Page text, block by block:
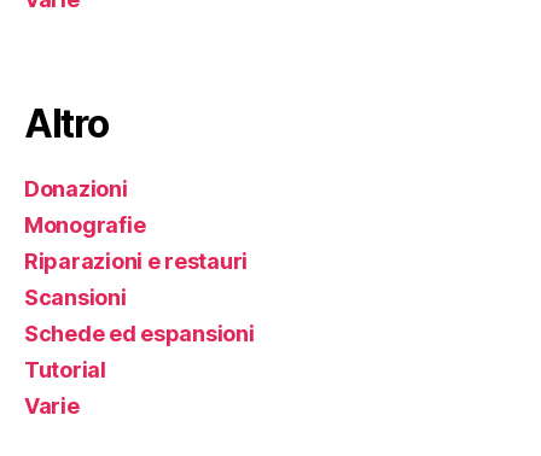
Altro
Donazioni
Monografie
Riparazioni e restauri
Scansioni
Schede ed espansioni
Tutorial
Varie